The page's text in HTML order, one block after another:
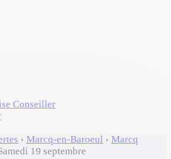
Conseiller
› Marcq-en-Baroeul › Marcq
19 septembre